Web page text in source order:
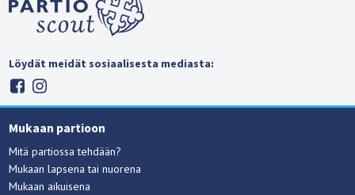
Löydät meidät sosiaalisesta mediasta:
Mukaan partioon
Mitä partiossa tehdään?
Mukaan lapsena tai nuorena
Mukaan aikuisena